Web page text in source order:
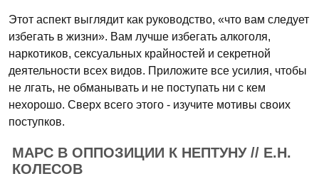
Этот аспект выглядит как руководство, «что вам следует
избегать в жизни». Вам лучше избегать алкоголя,
наркотиков, сексуальных крайностей и секретной
деятельности всех видов. Приложите все усилия, чтобы
не лгать, не обманывать и не поступать ни с кем
нехорошо. Сверх всего этого - изучите мотивы своих
поступков.
МАРС В ОППОЗИЦИИ К НЕПТУНУ // Е.Н.
КОЛЕСОВ